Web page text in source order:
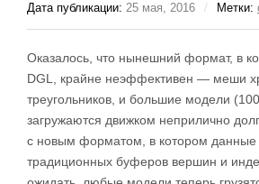
Дата публикации: 25 мая, 2016 / Метки:
Оказалось, что нынешний формат, в
DGL, крайне неэффективен — меши
треугольников, и большие модели
загружаются движком неприлично
с новым форматом, в котором данные
традиционных буферов вершин и